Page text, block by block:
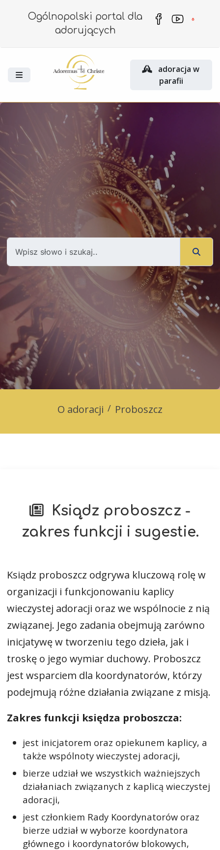
Ogólnopolski portal dla
adorujących
adoracja w
parafii
O adoracji Proboszcz
Ksiądz proboszcz -
zakres funkcji i sugestie.
Ksiądz proboszcz odgrywa kluczową rolę w
organizacji i funkcjonowaniu kaplicy
wieczystej adoracji oraz we wspólnocie z nią
związanej. Jego zadania obejmują zarówno
inicjatywę w tworzeniu tego dzieła, jak i
troskę o jego wymiar duchowy. Proboszcz
jest wsparciem dla koordynatorów, którzy
podejmują różne działania związane z misją.
Zakres funkcji księdza proboszcza:
jest inicjatorem oraz opiekunem kaplicy, a
także wspólnoty wieczystej adoracji,
bierze udział we wszystkich ważniejszych
działaniach związanych z kaplicą wieczystej
adoracji,
jest członkiem Rady Koordynatorów oraz
bierze udział w wyborze koordynatora
głównego i koordynatorów blokowych,